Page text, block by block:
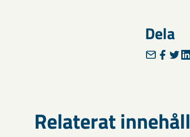
Dela
Relaterat innehåll